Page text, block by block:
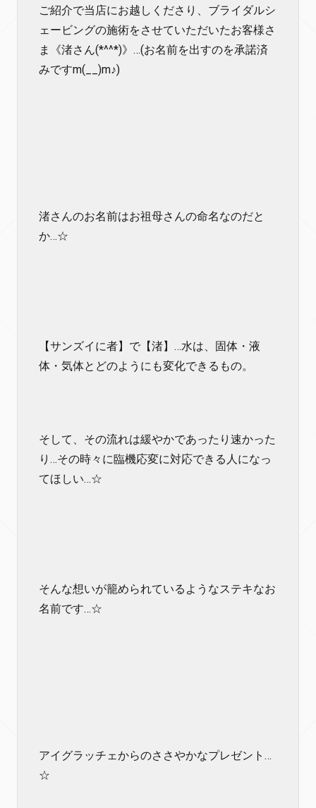
ご紹介で当店にお越しくださり、ブライダルシ
ェービングの施術をさせていただいたお客様さ
ま《渚さん(*^^*)》…(お名前を出すのを承諾済
みですm(__)m♪)
渚さんのお名前はお祖母さんの命名なのだと
か…☆
【サンズイに者】で【渚】…水は、固体・液
体・気体とどのようにも変化できるもの。
そして、その流れは緩やかであったり速かった
り…その時々に臨機応変に対応できる人になっ
てほしい…☆
そんな想いが籠められているようなステキなお
名前です…☆
アイグラッチェからのささやかなプレゼント…
☆